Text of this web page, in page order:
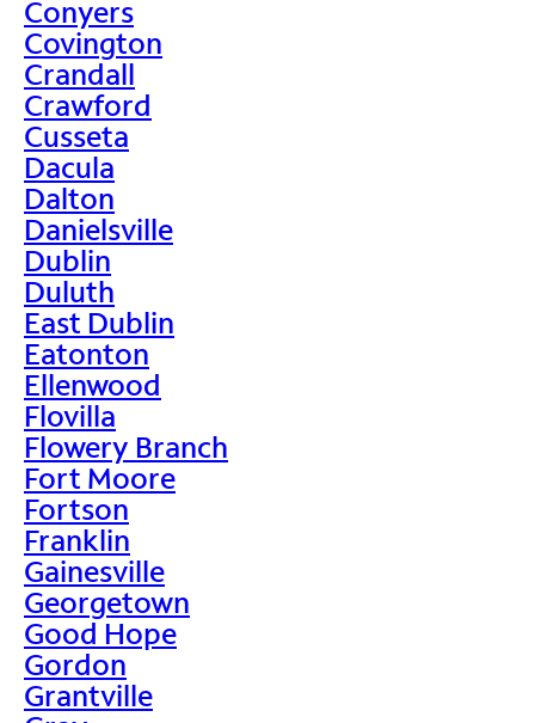
Conyers
Covington
Crandall
Crawford
Cusseta
Dacula
Dalton
Danielsville
Dublin
Duluth
East Dublin
Eatonton
Ellenwood
Flovilla
Flowery Branch
Fort Moore
Fortson
Franklin
Gainesville
Georgetown
Good Hope
Gordon
Grantville